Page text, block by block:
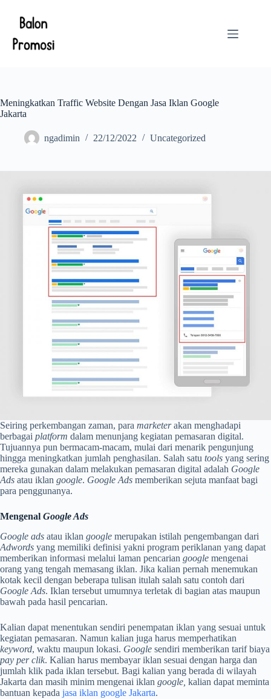
content
Meningkatkan Traffic Website Dengan Jasa Iklan Google
Jakarta
ngadimin 22/12/2022 Uncategorized
Seiring perkembangan zaman, para marketerakan menghadapi
berbagai platform dalam menunjang kegiatan pemasaran digital.
Tujuannya pun bermacam-macam, mulai dari menarik pengunjung
hingga meningkatkan jumlah penghasilan. Salah satu tools yang sering
mereka gunakan dalam melakukan pemasaran digital adalah Google
Ads atau iklan google. Google Ads memberikan sejuta manfaat bagi
para penggunanya.
Mengenal Google Ads
Google ads atau iklan google merupakan istilah pengembangan dari
Adwords yang memiliki definisi yakni program periklanan yang dapat
memberikan informasi melalui laman pencarian google mengenai
orang yang tengah memasang iklan. Jika kalian pernah menemukan
kotak kecil dengan beberapa tulisan itulah salah satu contoh dari
Google Ads. Iklan tersebut umumnya terletak di bagian atas maupun
bawah pada hasil pencarian.
Kalian dapat menentukan sendiri penempatan iklan yang sesuai untuk
kegiatan pemasaran. Namun kalian juga harus memperhatikan
keyword, waktu maupun lokasi. Google sendiri memberikan tarif biaya
pay per clik. Kalian harus membayar iklan sesuai dengan harga dan
jumlah klik pada iklan tersebut. Bagi kalian yang berada di wilayah
Jakarta dan masih minim mengenai iklan google, kalian dapat meminta
bantuan kepada jasa iklan google Jakarta.